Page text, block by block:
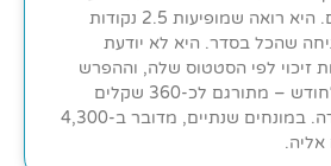
הראשונה אחרי שנים. היא רואה שמופיעות 2.5 נקודות
שהכל בסדר. היא לא יודעת
לה 4 נקודות זיכוי לפי הסטטוס שלה, וההפרש
הזה – 1.5 נקודות לחודש – מתורגם לכ-360 שקלים
בחודש שהיא מפסידה. במונחים שנתיים, מדובר ב-4,300